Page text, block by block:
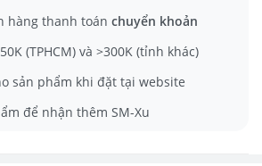
hàng thanh toán chuyển khoản
(TPHCM) và >300K (tỉnh khác)
sản phẩm khi đặt tại website
để nhận thêm SM-Xu